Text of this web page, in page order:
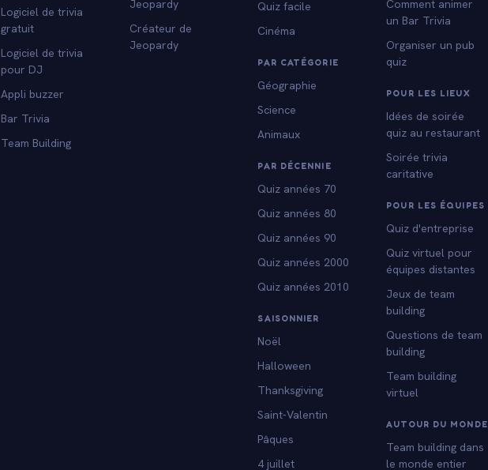
Logiciel de trivia
gratuit
Logiciel de trivia
pour DJ
Appli buzzer
Bar Trivia
Team Building
Jeopardy
Créateur de
Jeopardy
Quiz facile
Cinéma
PAR CATÉGORIE
Géographie
Science
Animaux
PAR DÉCENNIE
Quiz années 70
Quiz années 80
Quiz années 90
Quiz années 2000
Quiz années 2010
SAISONNIER
Noël
Halloween
Thanksgiving
Saint-Valentin
Pâques
4 juillet
Comment animer
un Bar Trivia
Organiser un pub
quiz
POUR LES LIEUX
Idées de soirée
quiz au restaurant
Soirée trivia
caritative
POUR LES ÉQUIPES
Quiz d'entreprise
Quiz virtuel pour
équipes distantes
Jeux de team
building
Questions de team
building
Team building
virtuel
AUTOUR DU MONDE
Team building dans
le monde entier